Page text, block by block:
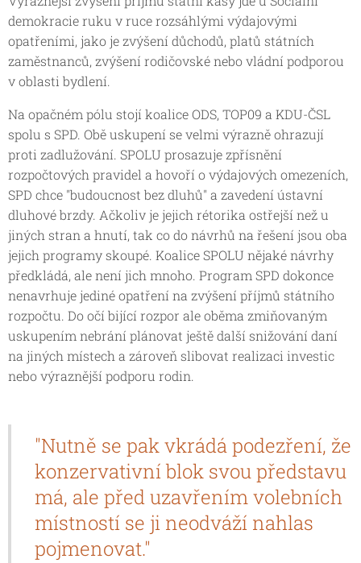
demokracie ruku v ruce rozsáhlými výdajovými
opatřeními, jako je zvýšení důchodů, platů státních
zaměstnanců, zvýšení rodičovské nebo vládní podporou
v oblasti bydlení.
Na opačném pólu stojí koalice ODS, TOP09 a KDU-ČSL
spolu s SPD. Obě uskupení se velmi výrazně ohrazují
proti zadlužování. SPOLU prosazuje zpřísnění
rozpočtových pravidel a hovoří o výdajových omezeních,
SPD chce "budoucnost bez dluhů" a zavedení ústavní
dluhové brzdy. Ačkoliv je jejich rétorika ostřejší než u
jiných stran a hnutí, tak co do návrhů na řešení jsou oba
jejich programy skoupé. Koalice SPOLU nějaké návrhy
předkládá, ale není jich mnoho. Program SPD dokonce
nenavrhuje jediné opatření na zvýšení příjmů státního
rozpočtu. Do očí bijící rozpor ale oběma zmiňovaným
uskupením nebrání plánovat ještě další snižování daní
na jiných místech a zároveň slibovat realizaci investic
nebo výraznější podporu rodin.
"Nutně se pak vkrádá podezření, že
konzervativní blok svou představu
má, ale před uzavřením volebních
místností se ji neodváží nahlas
pojmenovat."